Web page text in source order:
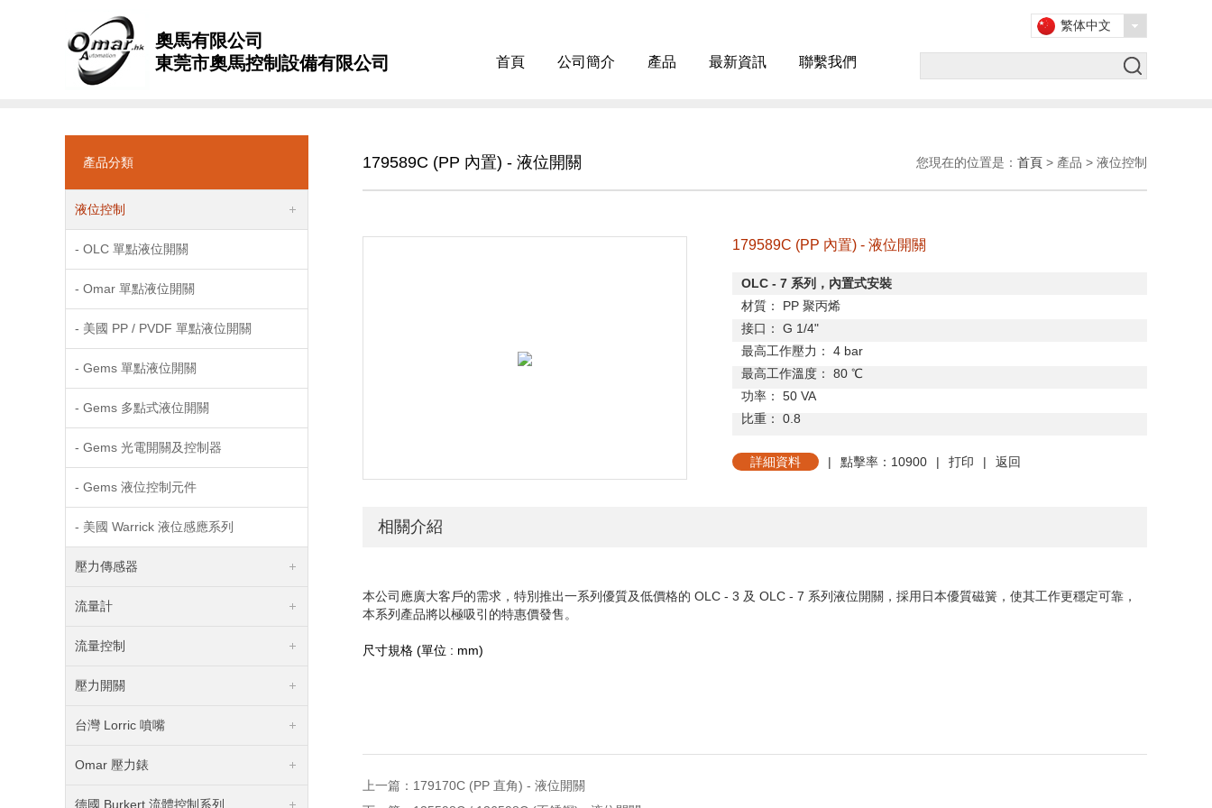
奧馬有限公司
東莞市奧馬控制設備有限公司
首頁 公司簡介 產品 最新資訊 聯繫我們
繁体中文
產品分類
液位控制
- OLC 單點液位開關
- Omar 單點液位開關
- 美國 PP / PVDF 單點液位開關
- Gems 單點液位開關
- Gems 多點式液位開關
- Gems 光電開關及控制器
- Gems 液位控制元件
- 美國 Warrick 液位感應系列
壓力傳感器
流量計
流量控制
壓力開關
台灣 Lorric 噴嘴
Omar 壓力錶
德國 Burkert 流體控制系列
179589C (PP 內置) - 液位開關 您現在的位置是： 首頁 > 產品 > 液位控制
179589C (PP 內置) - 液位開關
OLC - 7 系列，內置式安裝
材質：
PP 聚丙烯
接口：
G 1/4"
最高工作壓力：
4 bar
最高工作溫度：
80 ℃
功率：
50 VA
比重：
0.8
詳細資料 | 點擊率：10900 | 打印 | 返回
相關介紹
本公司應廣大客戶的需求，特別推出一系列優質及低價格的 OLC - 3 及 OLC - 7 系列液位開關，採用日本優質磁簧，使其工作更穩定可靠，
本系列產品將以極吸引的特惠價發售。
尺寸規格 (單位 : mm)
上一篇： 179170C (PP 直角) - 液位開關